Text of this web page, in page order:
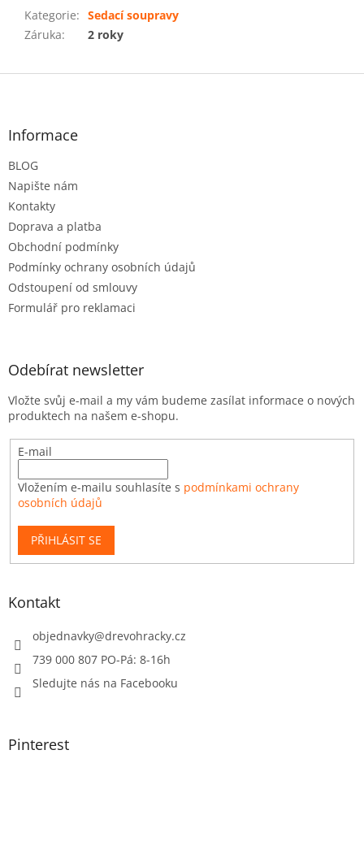
Kategorie: Sedací soupravy
Záruka: 2 roky
Z
Informace
BLOG
Napište nám
Kontakty
Doprava a platba
Obchodní podmínky
Podmínky ochrany osobních údajů
Odstoupení od smlouvy
Formulář pro reklamaci
Odebírat newsletter
Vložte svůj e-mail a my vám budeme zasílat informace o nových
produktech na našem e-shopu.
E-mail
Vložením e-mailu souhlasíte s podmínkami ochrany
osobních údajů
PŘIHLÁSIT SE
Kontakt
objednavky@drevohracky.cz
739 000 807 PO-Pá: 8-16h
Sledujte nás na Facebooku
Pinterest